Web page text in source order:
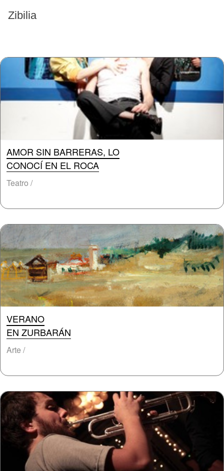
Zibilia
EVENTOS PASADOS
AMOR SIN BARRERAS, LO
CONOCÍ EN EL ROCA
Teatro /
VERANO
EN ZURBARÁN
Arte /